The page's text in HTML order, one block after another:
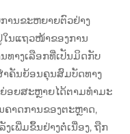
ານຂະຫຍາຍຕົວຢ່າງ
ໃນແຖວໜ້າຂອງການ
ທາງເລືອກທີ່ເປັນມິດກັບ
ຄັນຍ້ອນຄຸນສົມບັດທາງ
ອຍສະຫຼາຍໄດ້ຕາມທໍາມະ
ຄາດການຂອງຕະຫຼາດ,
ເພີ່ມຂຶ້ນຢ່າງຕໍ່ເນື່ອງ, ຖືກ